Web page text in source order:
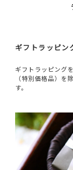
ギフトラッピン
ギフトラッピング
（特別価格品）を
す。